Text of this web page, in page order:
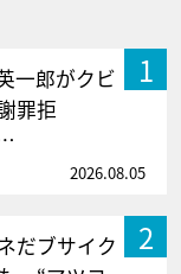
1
一郎がクビ
罪拒
2026.08.05
2
だブサイク